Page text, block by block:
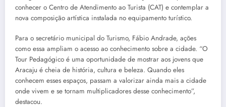
conhecer o Centro de Atendimento ao Turista (CAT) e contemplar a
nova composição artística instalada no equipamento turístico.
Para o secretário municipal do Turismo, Fábio Andrade, ações
como essa ampliam o acesso ao conhecimento sobre a cidade. “O
Tour Pedagógico é uma oportunidade de mostrar aos jovens que
Aracaju é cheia de história, cultura e beleza. Quando eles
conhecem esses espaços, passam a valorizar ainda mais a cidade
onde vivem e se tornam multiplicadores desse conhecimento”,
destacou.